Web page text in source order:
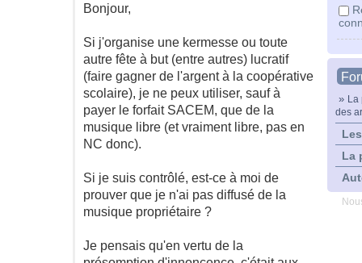
» La
des
La
Bonjour,
Si j'organise une kermesse ou toute
autre fête à but (entre autres) lucratif
(faire gagner de l'argent à la coopérative
scolaire), je ne peux utiliser, sauf à
payer le forfait SACEM, que de la
musique libre (et vraiment libre, pas en
NC donc).
Si je suis contrôlé, est-ce à moi de
prouver que je n'ai pas diffusé de la
musique propriétaire ?
Je pensais qu'en vertu de la